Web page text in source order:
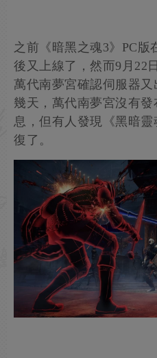
之前《暗黑之魂3》PC版
後又上線了，然而9月22
萬代南夢宮確認伺服器
幾天，萬代南夢宮沒有
息，但有人發現《黑暗
復了。